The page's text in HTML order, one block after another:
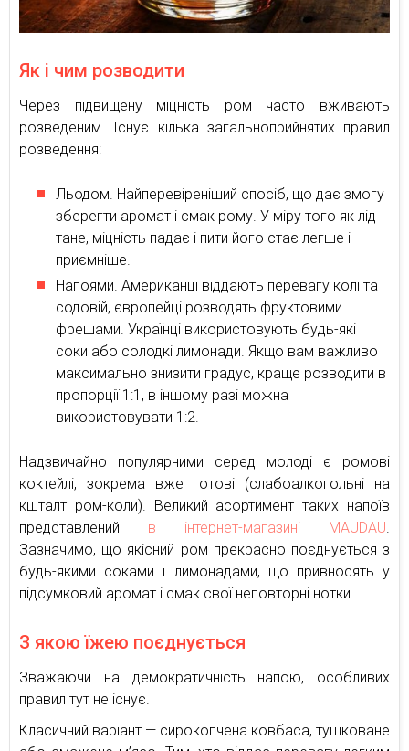
Як і чим розводити
Через підвищену міцність ром часто вживають
розведеним. Існує кілька загальноприйнятих правил
розведення:
Льодом. Найперевіреніший спосіб, що дає змогу
зберегти аромат і смак рому. У міру того як лід
тане, міцність падає і пити його стає легше і
приємніше.
Напоями. Американці віддають перевагу колі та
содовій, європейці розводять фруктовими
фрешами. Українці використовують будь-які
соки або солодкі лимонади. Якщо вам важливо
максимально знизити градус, краще розводити в
пропорції 1:1, в іншому разі можна
використовувати 1:2.
Надзвичайно популярними серед молоді є ромові
коктейлі, зокрема вже готові (слабоалкогольні на
кшталт ром-коли). Великий асортимент таких напоїв
представлений в інтернет-магазині MAUDAU.
Зазначимо, що якісний ром прекрасно поєднується з
будь-якими соками і лимонадами, що привносять у
підсумковий аромат і смак свої неповторні нотки.
З якою їжею поєднується
Зважаючи на демократичність напою, особливих
правил тут не існує.
Класичний варіант — сирокопчена ковбаса, тушковане